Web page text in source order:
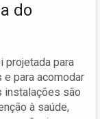
do
projetada para
para acomodar
instalações são
à saúde,